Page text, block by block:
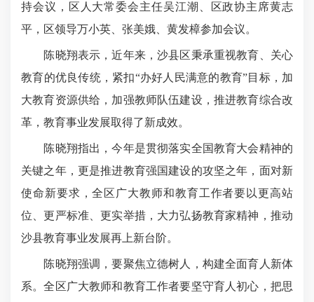
持会议，区人大常委会主任吴江潮、区政协主席黄志
平，区领导万小英、张美娥、黄发樟参加会议。
陈晓翔表示，近年来，沙县区秉承重视教育、关心
教育的优良传统，紧扣“办好人民满意的教育”目标，加
大教育资源供给，加强教师队伍建设，推进教育综合改
革，教育事业发展取得了新成效。
陈晓翔指出，今年是贯彻落实全国教育大会精神的
关键之年，更是推进教育强国建设的攻坚之年，面对新
使命新要求，全区广大教师和教育工作者要以更高站
位、更严标准、更实举措，大力弘扬教育家精神，推动
沙县教育事业发展再上新台阶。
陈晓翔强调，要聚焦立德树人，构建全面育人新体
系。全区广大教师和教育工作者要坚守育人初心，把思